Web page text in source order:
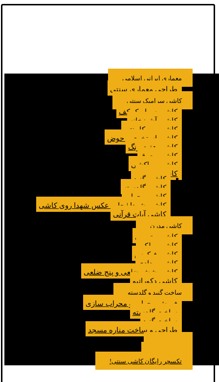
معماری ایرانی اسلامی
طراحی معماری سنتی
کاشی سرامیک سنتی
کاشی سرامیک کف
کاشی آشپزخانه
کاشی بین کابینتی
کاشی استخری و حوض
کاشی هفت رنگ
کاشی معرق
کاشی مراکشی
کاشی مسجد
کاشی گنبد
کاشی گلدسته
کاشی محراب
کاشی شهدا | چاپ عکس شهدا روی کاشی
کاشی آیات قرآنی
کاشی مدرن
کاشی مترویی
کاشی پولکی
کاشی فیکوس
کاشی مدادی
کاشی شش ضلعی و پنج ضلعی
کاشی دکوراتیو
ساخت گنبد و گلدسته
فروش محراب و محراب سازی
ساخت گلدسته
ساخت گنبد
طراحی و ساخت مناره مسجد
تکسچر رایگان کاشی سنتی!